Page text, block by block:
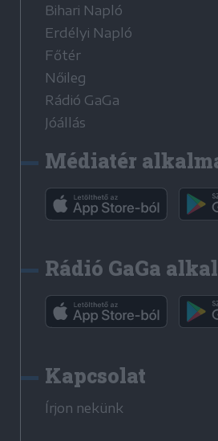
Bihari Napló
Erdélyi Napló
Főtér
Nőileg
Rádió GaGa
Jóállás
Médiatér
Rádió GaGa
Kapcsolat
Írjon nekünk